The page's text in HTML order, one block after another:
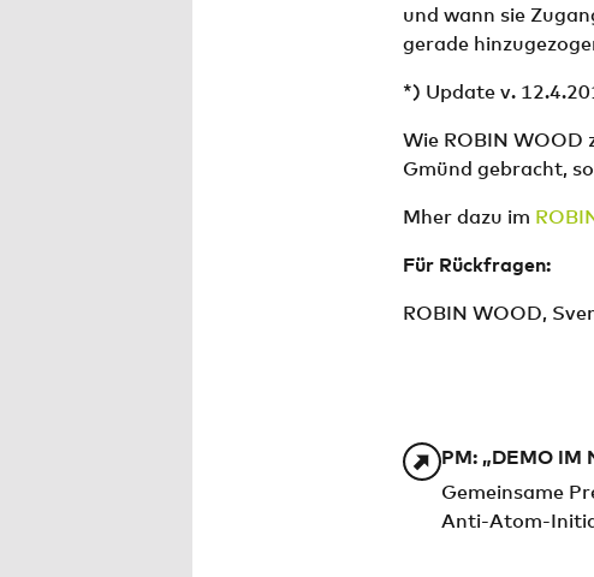
und wann sie
gerade
*) Update v.
Wie ROBIN WOOD
Gmünd gebracht,
Mher dazu im
Für Rückfragen:
ROBIN WOOD,
PM: „DEMO IM
Gemeinsame
Anti-Atom-